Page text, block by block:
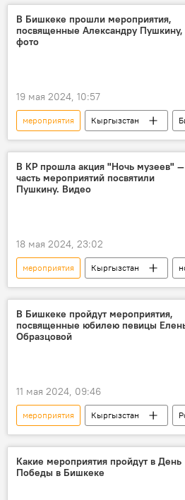
концерт
Альберт Зульхарнеев
Культура
В Бишкеке прошли мероприятия,
посвященные Александру
фото
19 мая 2024, 10:57
мероприятия Кыргызстан
Государственный исторический музей
Александр Пушкин
Культура
В КР прошла акция "Ночь музеев" —
часть мероприятий посвятили
Пушкину. Видео
18 мая 2024, 23:02
мероприятия Кыргызстан
музей
Александр Пушкин
В Бишкеке пройдут мероприятия,
посвященные юбилею певицы
Образцовой
11 мая 2024, 09:46
мероприятия Кыргызстан
опера
Елена Образцова
юбилей
Какие мероприятия пройдут в День
Победы в Бишкеке